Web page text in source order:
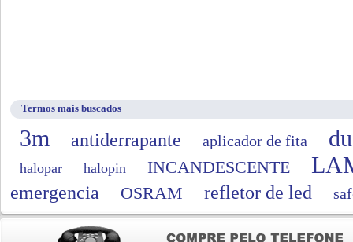
Termos mais buscados
3m antiderrapante aplicador de fita
halopar halopin INCANDESCENTE
emergencia OSRAM refletor de led